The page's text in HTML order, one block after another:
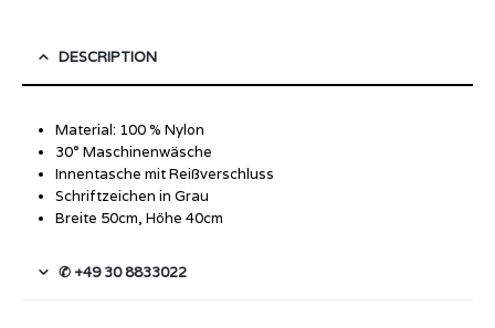
DESCRIPTION
Material: 100 % Nylon
30° Maschinenwäsche
Innentasche mit Reißverschluss
Schriftzeichen in Grau
Breite 50cm, Höhe 40cm
✆ +49 30 8833022